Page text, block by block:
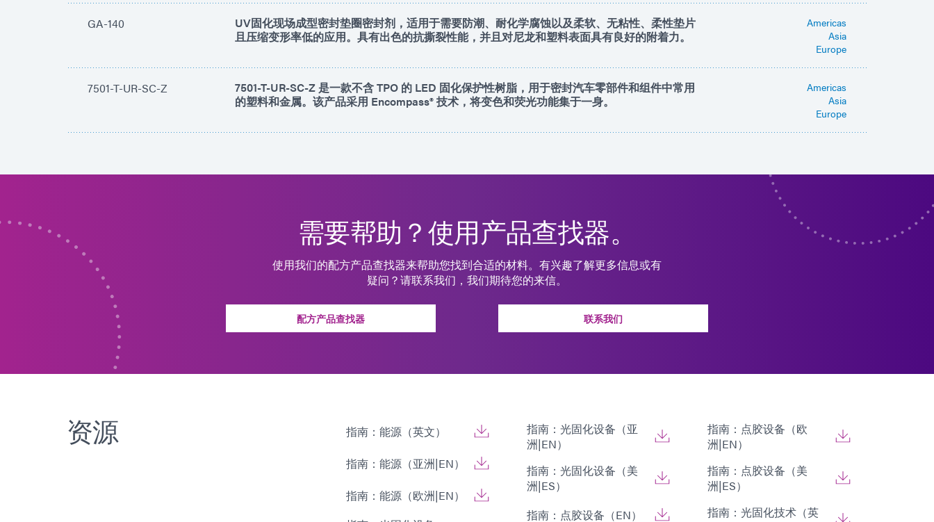
GA-140
UV固化现场成型密封垫圈密封剂，适用于需要防潮、耐化学腐蚀以及柔软、无粘性、柔性垫片
且压缩变形率低的应用。具有出色的抗撕裂性能，并且对尼龙和塑料表面具有良好的附着力。
Americas
Asia
Europe
7501-T-UR-SC-Z
7501-T-UR-SC-Z 是一款不含 TPO 的 LED 固化保护性树脂，用于密封汽车零部件和组件中常用
的塑料和金属。该产品采用 Encompass® 技术，将变色和荧光功能集于一身。
Americas
Asia
Europe
需要帮助？使用产品查找器。
使用我们的配方产品查找器来帮助您找到合适的材料。有兴趣了解更多信息或有
疑问？请联系我们，我们期待您的来信。
配方产品查找器 联系我们
资源
指南：能源（英文）
指南：能源（亚洲|EN）
指南：能源（欧洲|EN）
指南：光固化设备（亚
洲|EN）
指南：光固化设备（美
洲|ES）
指南：点胶设备（EN）
指南：点胶设备（欧
洲|EN）
指南：点胶设备（美
洲|ES）
指南：光固化技术（英